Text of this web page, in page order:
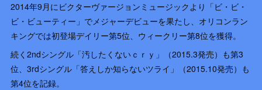
2014年9月にビクターヴァージョンミュージックより「ビ・ビ・
ビ・ビューティー」でメジャーデビューを果たし、オリコンラン
キングでは初登場デイリー第5位、ウィークリー第8位を獲得。
続く2ndシングル「汚したくないｃｒｙ」（2015.3発売）も第3
位、3rdシングル「答えしか知らないツライ」（2015.10発売）も
第4位を記録。